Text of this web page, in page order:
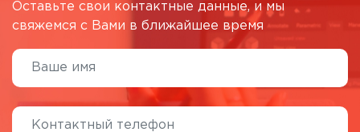
Оставьте свои контактные данные, и мы
свяжемся с Вами в ближайшее время